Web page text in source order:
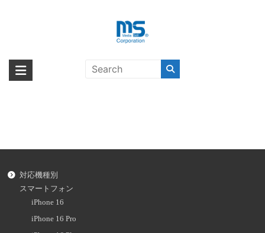
海外輸入ブランド商品｜株式会社
海外事業部が取り揃えている海外輸入商品には、日本では珍しい「海外ブ
ランド」をはじめ「ユニークな商品」「機能的な商品」「コストパフォー
対応機種別
スマートフォン
iPhone 16
iPhone 16 Pro